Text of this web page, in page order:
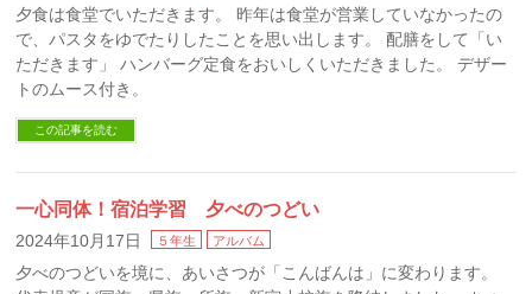
夕食は食堂でいただきます。 昨年は食堂が営業していなかったの
で、パスタをゆでたりしたことを思い出します。 配膳をして「い
ただきます」 ハンバーグ定食をおいしくいただきました。 デザー
トのムース付き。
この記事を読む
一心同体！宿泊学習 夕べのつどい
2024年10月17日 ５年生 アルバム
夕べのつどいを境に、あいさつが「こんばんは」に変わります。